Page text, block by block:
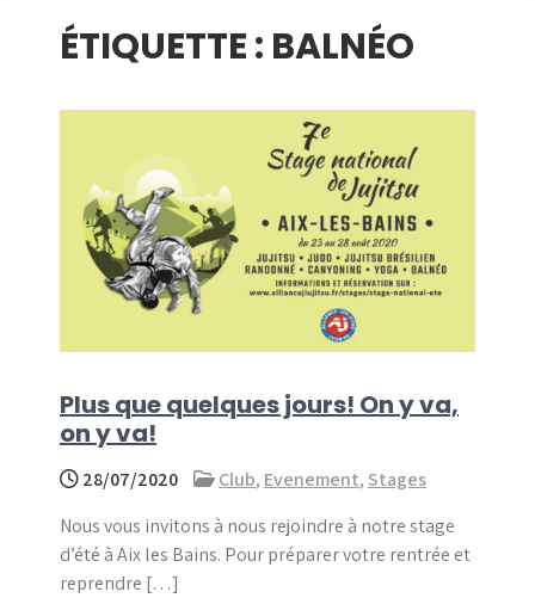
ÉTIQUETTE : BALNÉO
Plus que quelques jours! On y va,
on y va!
28/07/2020 Club, Evenement, Stages
Nous vous invitons à nous rejoindre à notre stage
d’été à Aix les Bains. Pour préparer votre rentrée et
reprendre […]